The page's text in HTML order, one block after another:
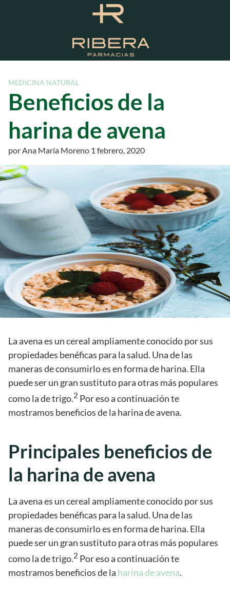
n
i
d
o
MEDICINA NATURAL
Beneficios de la
harina de avena
porAna María Moreno 1 febrero, 2020
La avena es un cereal ampliamente conocido por sus
propiedades benéficas para la salud. Una de las
maneras de consumirlo es en forma de harina. Ella
puede ser un gran sustituto para otras más populares
como la de trigo.2 Por eso a continuación te
mostramos beneficios de la harina de avena.
Principales beneficios de
la harina de avena
La avena es un cereal ampliamente conocido por sus
propiedades benéficas para la salud. Una de las
maneras de consumirlo es en forma de harina. Ella
puede ser un gran sustituto para otras más populares
como la de trigo.2 Por eso a continuación te
mostramos beneficios de la harina de avena.